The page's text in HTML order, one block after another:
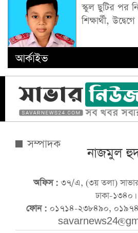
স্কুল ছুটির পর
শিক্ষার্থী,
আর্কাইভ
সম্পাদক
নাজমুল
অফিস : ৩৭/এ, (৩য় তলা) সাভার
ঢাকা-১৩৪০।
ফোন : ০১৭১৪-২৩৮৪৯০,